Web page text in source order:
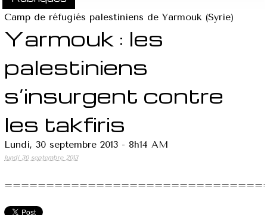
Camp de réfugiés palestiniens de Yarmouk (Syrie)
Yarmouk : les
palestiniens
s’insurgent contre
les takfiris
Lundi, 30 septembre 2013 - 8h14 AM
lundi 30 septembre 2013